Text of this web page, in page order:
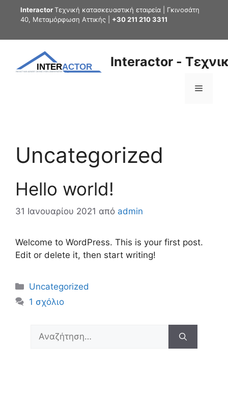
ΜετάβασηInteractorΤεχνική κατασκευαστική εταιρεία | Γκινοσάτη
40, Μεταμόρφωση Αττικής | +30 211 210 3311
Interactor -
Μενού
Uncategorized
Hello world!
31 Ιανουαρίου 2021 από admin
Welcome to WordPress. This is your first post.
Edit or delete it, then start writing!
Κατηγορίες
Uncategorized
1 σχόλιο
Αναζήτηση